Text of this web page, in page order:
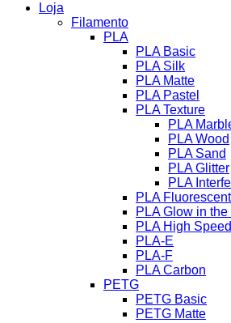
Loja
Filamento
PLA
PLA Basic
PLA Silk
PLA Matte
PLA Pastel
PLA Texture
PLA
PLA Wood
PLA Sand
PLA Glitter
PLA
PLA Fluorescent
PLA Glow in the
PLA High Speed
PLA-E
PLA-F
PLA Carbon
PETG
PETG Basic
PETG Matte